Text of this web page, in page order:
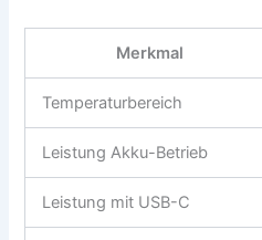
Merkmal
Temperaturbereich
Leistung Akku-Betrieb
Leistung mit USB-C